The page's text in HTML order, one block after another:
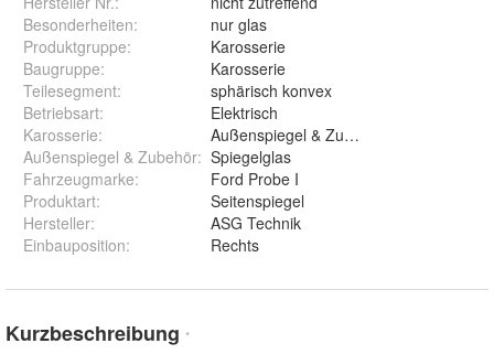
Besonderheiten:
nur glas
Produktgruppe:
Karosserie
Baugruppe:
Karosserie
Teilesegment:
sphärisch konvex
Betriebsart:
Elektrisch
Karosserie:
Außenspiegel & Zubehör
Außenspiegel & Zubehör: Spiegelglas
Fahrzeugmarke:
Ford Probe I
Produktart:
Seitenspiegel
Hersteller:
ASG Technik
Einbauposition: Rechts
Kurzbeschreibung *